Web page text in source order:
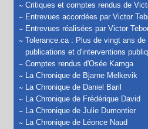
Critiques et comptes rendus de
Entrevues accordées par Victor
Entrevues réalisées par Victor
Tolerance.ca : Plus de vingt ans de
publications et d'interventions
Comptes rendus d'Osée Kamga
La Chronique de Bjarne Melkevik
La Chronique de Daniel Baril
La Chronique de Frédérique David
La Chronique de Julie Dumontier
La Chronique de Léonce Naud